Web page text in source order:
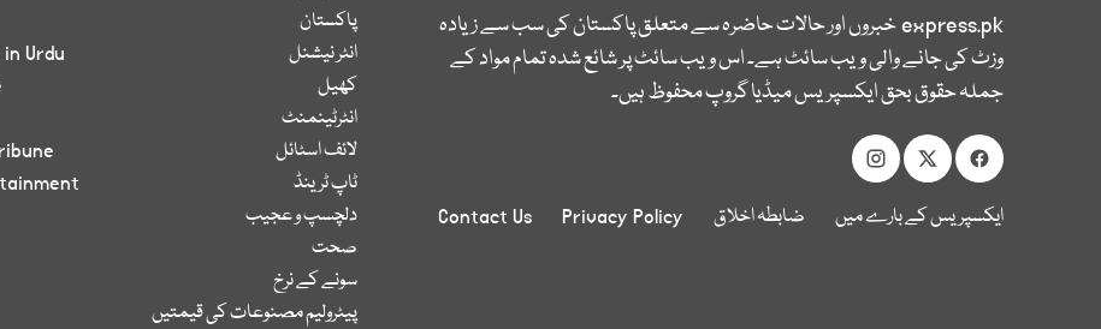
express.pkخبروں اور حالات حاضرہ سے متعلق پاکستان کی سب سے زیادہ
وزٹ کی جانے والی ویب سائٹ ہے۔ اس ویب سائٹ پر شائع شدہ تمام مواد کے
جملہ حقوق بحق ایکسپریس میڈیا گروپ محفوظ ہیں۔
ایکسپریس کے بارے میں ضابطہ اخلاق Privacy Policy
Contact Us
پاکستان
انٹر نیشنل
کھیل
انٹرٹینمنٹ
لائف اسٹائل
ٹاپ ٹرینڈ
دلچسپ و عجیب
صحت
سونے کے نرخ
پیٹرولیم مصنوعات کی قیمتیں
Urdu